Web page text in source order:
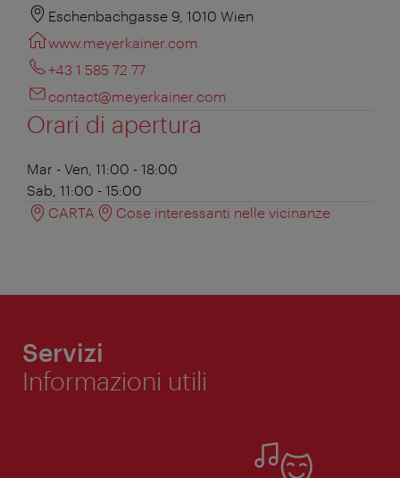
Eschenbachgasse 9, 1010 Wien
www.meyerkainer.com
+43 1 585 72 77
contact@meyerkainer.com
Orari di apertura
Mar - Ven, 11:00 - 18:00
Sab, 11:00 - 15:00
CARTA
Cose interessanti nelle vicinanze
Servizi
Informazioni utili